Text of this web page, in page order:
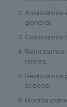
Analizamos
general.
Colocamos
raíces.
Realizamos
el peso.